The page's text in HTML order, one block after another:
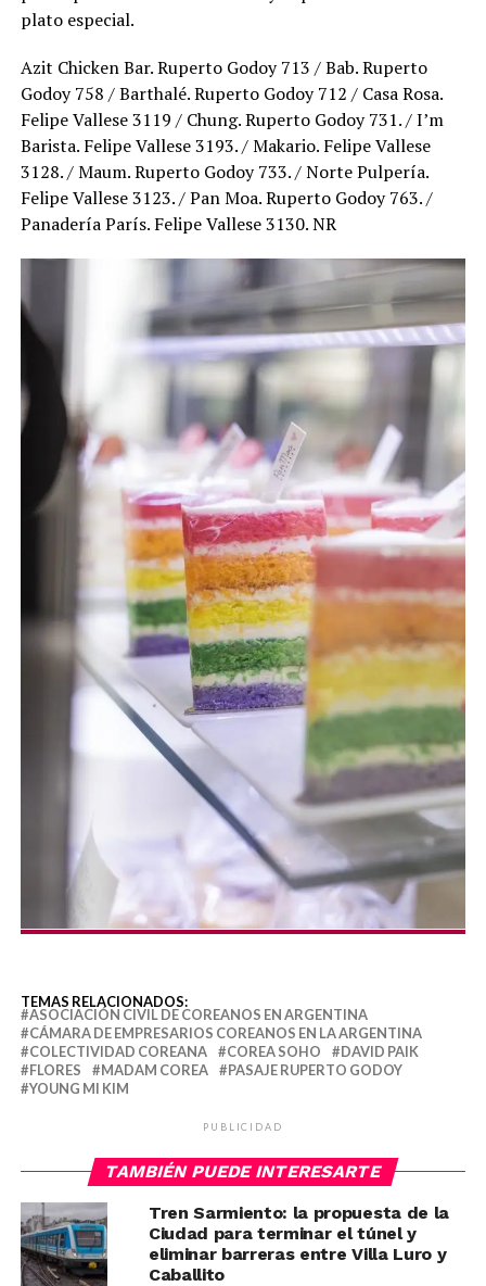
plato especial.
Azit Chicken Bar. Ruperto Godoy 713 / Bab. Ruperto
Godoy 758 / Barthalé. Ruperto Godoy 712 / Casa Rosa.
Felipe Vallese 3119 / Chung. Ruperto Godoy 731. / I’m
Barista. Felipe Vallese 3193. / Makario. Felipe Vallese
3128. / Maum. Ruperto Godoy 733. / Norte Pulpería.
Felipe Vallese 3123. / Pan Moa. Ruperto Godoy 763. /
Panadería París. Felipe Vallese 3130. NR
TEMAS RELACIONADOS:
ASOCIACIÓN CIVIL DE COREANOS EN ARGENTINA
CÁMARA DE EMPRESARIOS COREANOS EN LA ARGENTINA
COLECTIVIDAD COREANA
COREA SOHO
DAVID PAIK
FLORES
MADAM COREA
PASAJE RUPERTO GODOY
YOUNG MI KIM
PUBLICIDAD
TAMBIÉN PUEDE INTERESARTE
Tren Sarmiento: la propuesta de la
Ciudad para terminar el túnel y
eliminar barreras entre Villa Luro y
Caballito